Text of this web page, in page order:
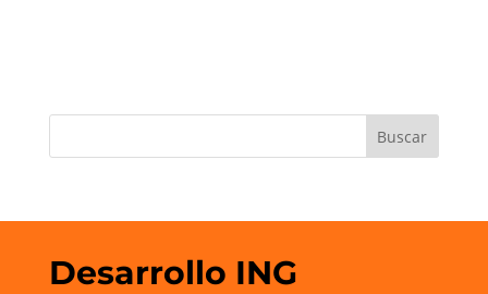
Desarrollo ING